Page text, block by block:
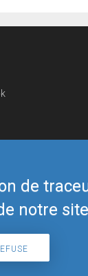
de
notre